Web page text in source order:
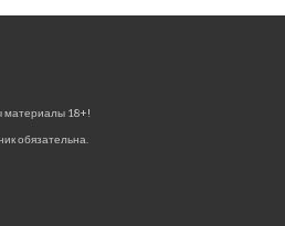
материалы 18+!
обязательна.